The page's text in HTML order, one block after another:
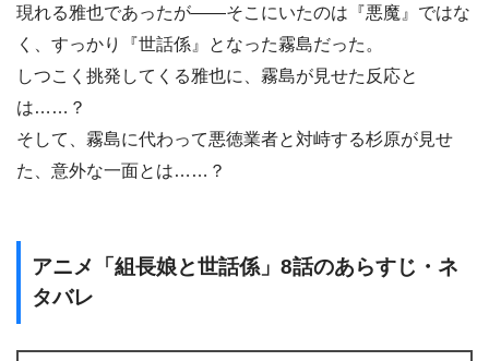
現れる雅也であったが――そこにいたのは『悪魔』ではな
く、すっかり『世話係』となった霧島だった。
しつこく挑発してくる雅也に、霧島が見せた反応と
は……？
そして、霧島に代わって悪徳業者と対峙する杉原が見せ
た、意外な一面とは……？
アニメ「組長娘と世話係」8話のあらすじ・ネ
タバレ